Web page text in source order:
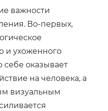
важности
Во-первых,
и ухоженного
себе оказывает
на человека, а
визуальным